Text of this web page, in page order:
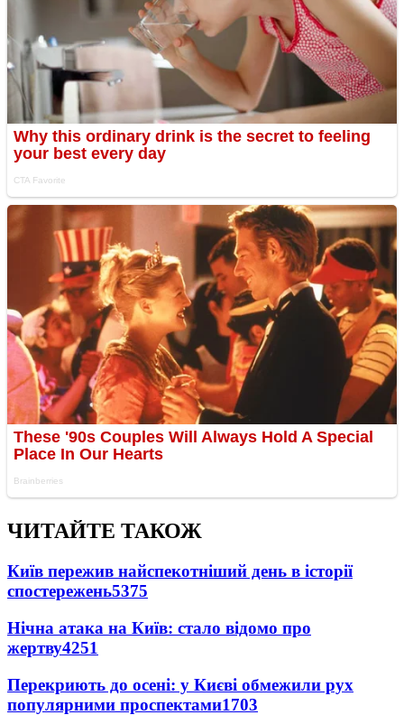
ЧИТАЙТЕ ТАКОЖ
Київ пережив найспекотніший день в історії
спостережень5375
Нічна атака на Київ: стало відомо про
жертву4251
Перекриють до осені: у Києві обмежили рух
популярними проспектами1703